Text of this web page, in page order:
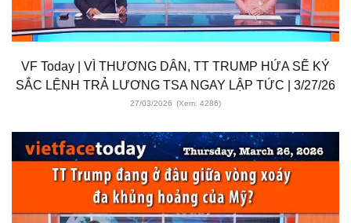
VF Today | VÌ THƯƠNG DÂN, TT TRUMP HỨA SẼ KÝ
SẮC LỆNH TRẢ LƯƠNG TSA NGAY LẬP TỨC | 3/27/26
27/03/2026 (Xem: 4286)